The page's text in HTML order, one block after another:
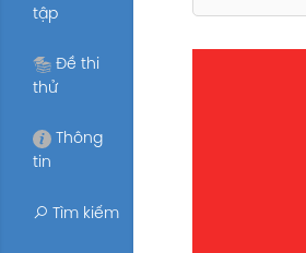
tập
Đề thi
thử
Thông
tin
Tìm kiếm